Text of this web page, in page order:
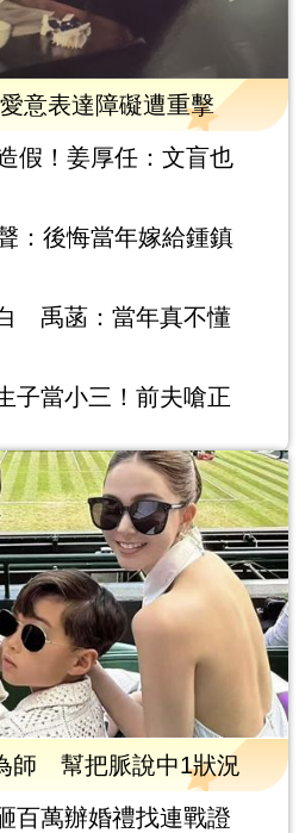
意表達障礙遭重擊
假！姜厚任：文盲也
：後悔當年嫁給鍾鎮
禹菡：當年真不懂
子當小三！前夫嗆正
師 幫把脈說中1狀況
萬辦婚禮找連戰證